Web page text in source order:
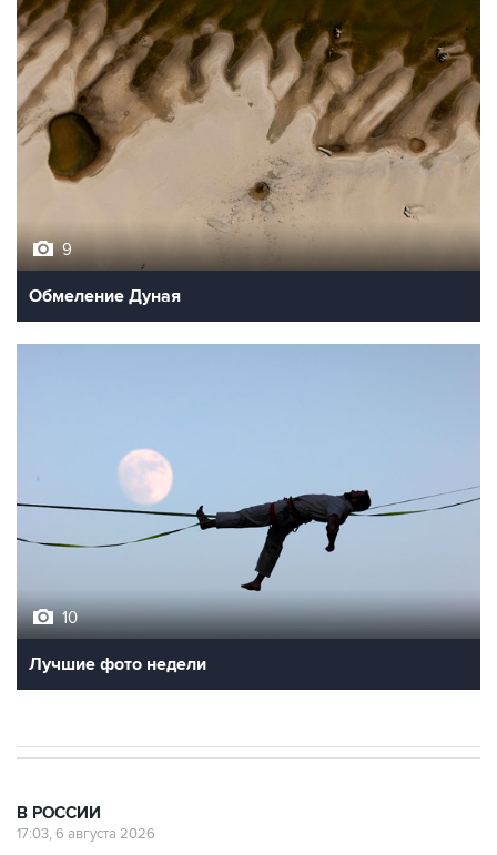
9
Обмеление Дуная
10
Лучшие фото недели
В РОССИИ
17:03, 6 августа 2026